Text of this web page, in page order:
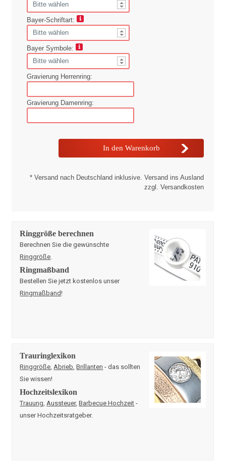
Bayer-Schriftart:
Bayer Symbole:
Gravierung Herrenring:
Gravierung Damenring:
* Versand nach Deutschland inklusive. Versand ins Ausland
zzgl. Versandkosten
Ringgröße berechnen
Berechnen Sie die gewünschte
Ringgröße
Ringmaßband
Bestellen Sie jetzt kostenlos unser
Ringmaßband!
Trauringlexikon
Ringgröße Abrieb ,Brillanten - das sollten
Sie wissen!
Hochzeitslexikon
Trauung Aussteuer,Barbecue Hochzeit -
unser Hochzeitsratgeber.